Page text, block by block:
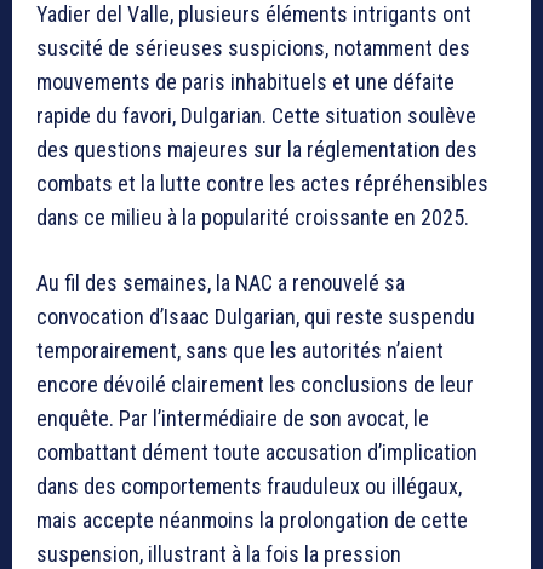
Yadier del Valle, plusieurs éléments intrigants ont
suscité de sérieuses suspicions, notamment des
mouvements de paris inhabituels et une défaite
rapide du favori, Dulgarian. Cette situation soulève
des questions majeures sur la réglementation des
combats et la lutte contre les actes répréhensibles
dans ce milieu à la popularité croissante en 2025.
Au fil des semaines, la NAC a renouvelé sa
convocation d’Isaac Dulgarian, qui reste suspendu
temporairement, sans que les autorités n’aient
encore dévoilé clairement les conclusions de leur
enquête. Par l’intermédiaire de son avocat, le
combattant dément toute accusation d’implication
dans des comportements frauduleux ou illégaux,
mais accepte néanmoins la prolongation de cette
suspension, illustrant à la fois la pression